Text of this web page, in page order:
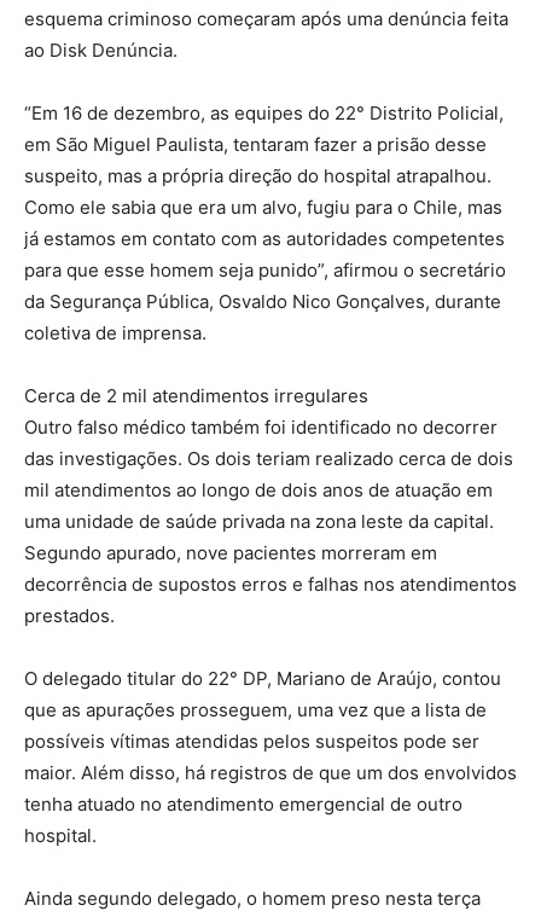
esquema criminoso começaram após uma denúncia feita
ao Disk Denúncia.
“Em 16 de dezembro, as equipes do 22° Distrito Policial,
em São Miguel Paulista, tentaram fazer a prisão desse
suspeito, mas a própria direção do hospital atrapalhou.
Como ele sabia que era um alvo, fugiu para o Chile, mas
já estamos em contato com as autoridades competentes
para que esse homem seja punido”, afirmou o secretário
da Segurança Pública, Osvaldo Nico Gonçalves, durante
coletiva de imprensa.
Cerca de 2 mil atendimentos irregulares
Outro falso médico também foi identificado no decorrer
das investigações. Os dois teriam realizado cerca de dois
mil atendimentos ao longo de dois anos de atuação em
uma unidade de saúde privada na zona leste da capital.
Segundo apurado, nove pacientes morreram em
decorrência de supostos erros e falhas nos atendimentos
prestados.
O delegado titular do 22° DP, Mariano de Araújo, contou
que as apurações prosseguem, uma vez que a lista de
possíveis vítimas atendidas pelos suspeitos pode ser
maior. Além disso, há registros de que um dos envolvidos
tenha atuado no atendimento emergencial de outro
hospital.
Ainda segundo delegado, o homem preso nesta terça